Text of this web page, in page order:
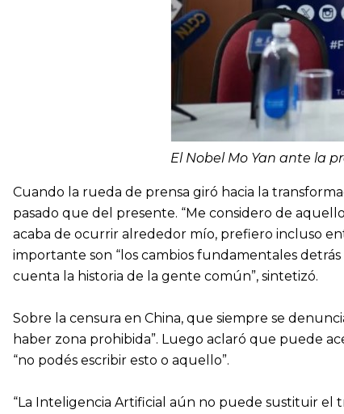
El Nobel Mo Yan ante la
Cuando la rueda de prensa giró hacia la
pasado que del presente. “Me considero de
acaba de ocurrir alrededor mío, prefiero incluso
importante son “los cambios fundamentales
cuenta la historia de la gente común”, sintetizó.
Sobre la censura en China, que siempre se
haber zona prohibida”. Luego aclaró que puede
“no podés escribir esto o aquello”.
“La Inteligencia Artificial aún no puede sustituir el